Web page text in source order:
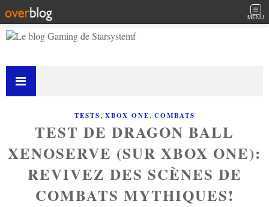
MENU
TESTS, XBOX ONE, COMBATS
TEST DE DRAGON BALL
XENOSERVE (SUR XBOX ONE):
REVIVEZ DES SCÈNES DE
COMBATS MYTHIQUES!